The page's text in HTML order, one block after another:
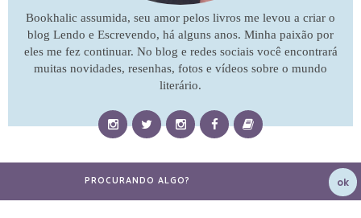
Bookhalic assumida, seu amor pelos livros me levou a criar o
blog Lendo e Escrevendo, há alguns anos. Minha paixão por
eles me fez continuar. No blog e redes sociais você encontrará
muitas novidades, resenhas, fotos e vídeos sobre o mundo
literário.